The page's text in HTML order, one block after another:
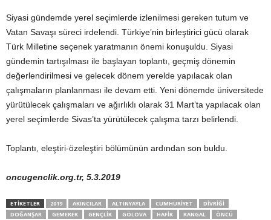
Siyasi gündemde yerel seçimlerde izlenilmesi gereken tutum ve
Vatan Savaşı süreci irdelendi. Türkiye’nin birleştirici gücü olarak
Türk Milletine seçenek yaratmanın önemi konuşuldu. Siyasi
gündemin tartışılması ile başlayan toplantı, geçmiş dönemin
değerlendirilmesi ve gelecek dönem yerelde yapılacak olan
çalışmaların planlanması ile devam etti. Yeni dönemde üniversitede
yürütülecek çalışmaları ve ağırlıklı olarak 31 Mart’ta yapılacak olan
yerel seçimlerde Sivas’ta yürütülecek çalışma tarzı belirlendi.
Toplantı, eleştiri-özeleştiri bölümünün ardından son buldu.
oncugenclik.org.tr, 5.3.2019
ETIKETLER 2019 AKINCILAR ALTINYAYLA CUMHURIYET
DIVRIĞI
DOĞANŞAR
GEMEREK GENÇLIK GÖLOVA HAFIK KANGAL
ÖNCÜ